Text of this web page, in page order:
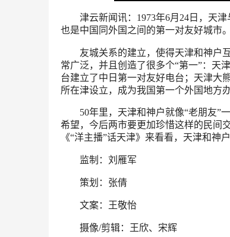
津云新闻讯：1973年6月24日，天津
也是中国同外国之间的第一对友好城市
友城关系的建立，使得天津和神户互
常广泛，并且创造了很多个“第一”：天
台建立了中日第一对友好电台；天津大
所在津设立，成为我国第一个外国地
50年里，天津和神户就像“老朋友”一
希望，今后两市要更加珍惜这样的民间
《“洋主播”话天津》来看看，天津和神
监制：刘雁军
策划：张倩
文案：王敬怡
摄像/剪辑：王欣、宋辉